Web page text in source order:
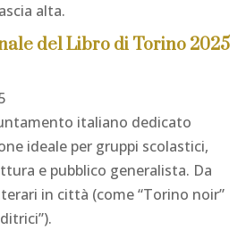
alta.
del Libro di Torino 2025
italiano dedicato
ideale per gruppi scolastici,
e pubblico generalista. Da
in città (come “Torino noir”